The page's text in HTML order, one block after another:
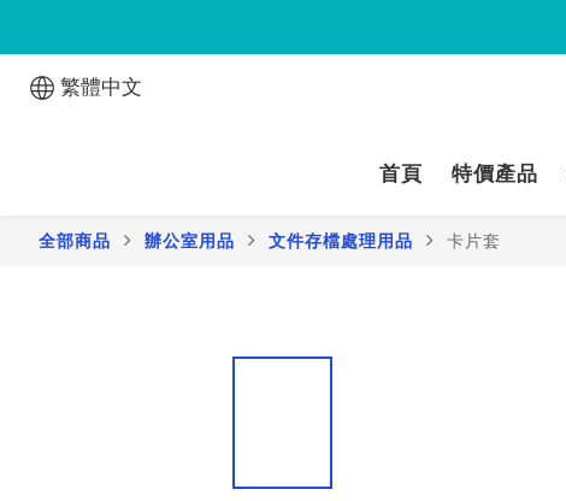
繁體中文
首頁 特價產品
全部商品 辦公室用品 文件存檔處理用品 卡片套